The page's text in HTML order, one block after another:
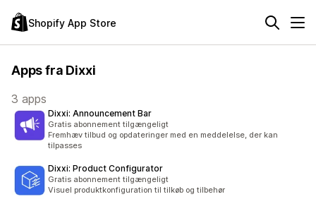
Shopify App Store
Apps fra Dixxi
3 apps
Dixxi: Announcement Bar
Gratis abonnement tilgængeligt
Fremhæv tilbud og opdateringer med en meddelelse, der kan
tilpasses
Dixxi: Product Configurator
Gratis abonnement tilgængeligt
Visuel produktkonfiguration til tilkøb og tilbehør